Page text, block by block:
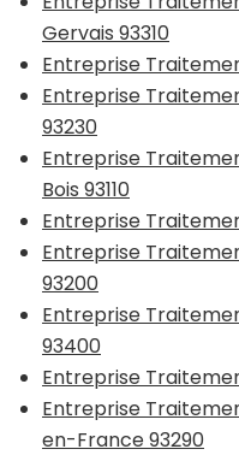
Gervais 93310
Entreprise
Entreprise
93230
Entreprise
Bois 93110
Entreprise
Entreprise
93200
Entreprise
93400
Entreprise
Entreprise
en-France 93290